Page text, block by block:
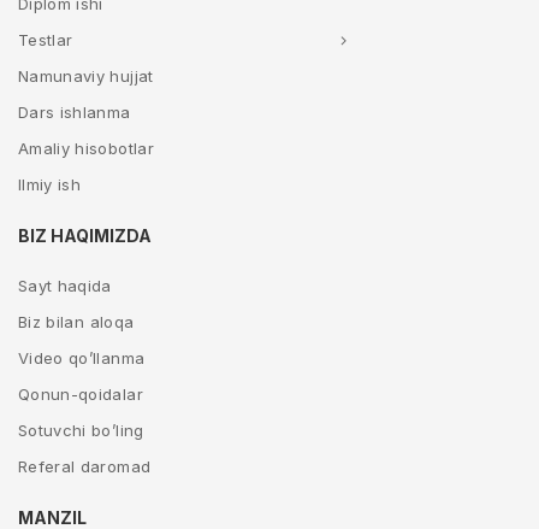
Testlar
Namunaviy hujjat
Dars ishlanma
Amaliy hisobotlar
Ilmiy ish
BIZ HAQIMIZDA
Sayt haqida
Biz bilan aloqa
Video qo’llanma
Qonun-qoidalar
Sotuvchi bo’ling
Referal daromad
MANZIL